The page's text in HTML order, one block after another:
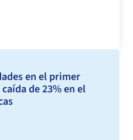
en el primer
de 23% en el